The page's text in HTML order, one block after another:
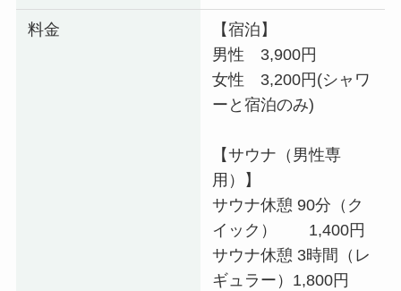
料金
【宿泊】
男性 3,900円
女性 3,200円(シャワ
ーと宿泊のみ)
【サウナ（男性専
用）】
サウナ休憩 90分（ク
イック） 1,400円
サウナ休憩 3時間（レ
ギュラー）1,800円